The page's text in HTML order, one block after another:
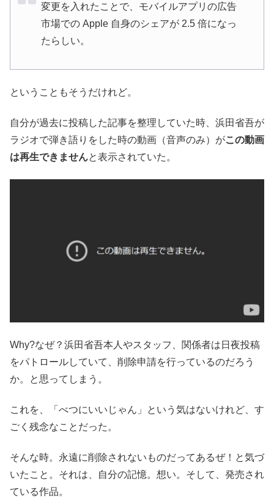
変更を入れたことで、モバイルアプリの広告
市場での Apple 自身のシェアが 2.5 倍になっ
たらしい。
ということもそうだけれど。
自分が過去に投稿した記事を整理していた時、浜田省吾が
ラジオで弾き語りをした時の動画（音声のみ）がこの動画
は再生できませんと表示されていた。
Why?なぜ？浜田省吾本人やスタッフ、関係者は日夜投稿
をパトロールしていて、削除申請を行っているのだろう
か。と思ってしまう。
これを、「べつにいいじゃん」という気はないけれど、す
ごく残念なことだった。
そんな時。永遠に削除されないものだってあるぜ！と気づ
いたこと。それは、自分の記憶。想い。そして、発売され
ている作品。